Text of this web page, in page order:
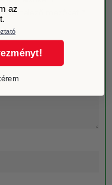
A kötelező mezőket
az